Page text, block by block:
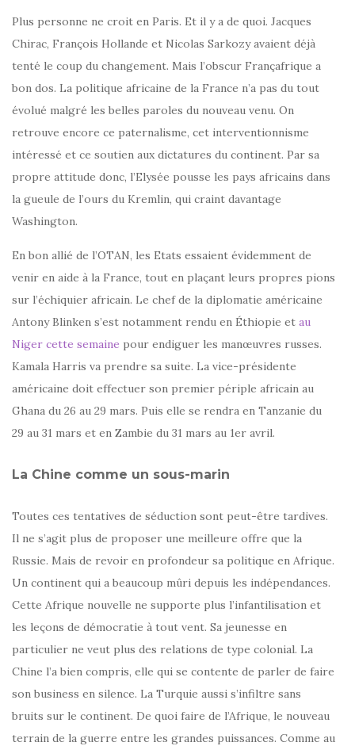
Plus personne ne croit en Paris. Et il y a de quoi. Jacques
Chirac, François Hollande et Nicolas Sarkozy avaient déjà
tenté le coup du changement. Mais l’obscur Françafrique a
bon dos. La politique africaine de la France n’a pas du tout
évolué malgré les belles paroles du nouveau venu. On
retrouve encore ce paternalisme, cet interventionnisme
intéressé et ce soutien aux dictatures du continent. Par sa
propre attitude donc, l’Elysée pousse les pays africains dans
la gueule de l’ours du Kremlin, qui craint davantage
Washington.
En bon allié de l’OTAN, les Etats essaient évidemment de
venir en aide à la France, tout en plaçant leurs propres pions
sur l’échiquier africain. Le chef de la diplomatie américaine
Antony Blinken s’est notamment rendu en Éthiopie et au
Niger cette semaine pour endiguer les manœuvres russes.
Kamala Harris va prendre sa suite. La vice-présidente
américaine doit effectuer son premier périple africain au
Ghana du 26 au 29 mars. Puis elle se rendra en Tanzanie du
29 au 31 mars et en Zambie du 31 mars au 1er avril.
La Chine comme un sous-marin
Toutes ces tentatives de séduction sont peut-être tardives.
Il ne s’agit plus de proposer une meilleure offre que la
Russie. Mais de revoir en profondeur sa politique en Afrique.
Un continent qui a beaucoup mûri depuis les indépendances.
Cette Afrique nouvelle ne supporte plus l’infantilisation et
les leçons de démocratie à tout vent. Sa jeunesse en
particulier ne veut plus des relations de type colonial. La
Chine l’a bien compris, elle qui se contente de parler de faire
son business en silence. La Turquie aussi s’infiltre sans
bruits sur le continent. De quoi faire de l’Afrique, le nouveau
terrain de la guerre entre les grandes puissances. Comme au